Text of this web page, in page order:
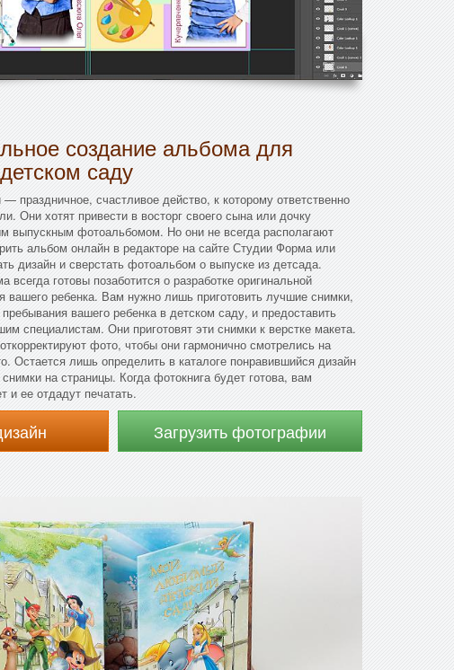
создание альбома для
саду
праздничное, счастливое действо, к которому ответственно
Они хотят привести в восторг своего сына или дочку
выпускным фотоальбомом. Но они не всегда располагают
альбом онлайн в редакторе на сайте Студии Форма или
дизайн и сверстать фотоальбом о выпуске из детсада.
готовы позаботится о разработке оригинальной
вашего ребенка. Вам нужно лишь приготовить лучшие снимки,
вашего ребенка в детском саду, и предоставить
специалистам. Они приготовят эти снимки к верстке макета.
фото, чтобы они гармонично смотрелись на
Остается лишь определить в каталоге понравившийся дизайн
на страницы. Когда фотокнига будет готова, вам
и ее отдадут печатать.
Загрузить фотографии